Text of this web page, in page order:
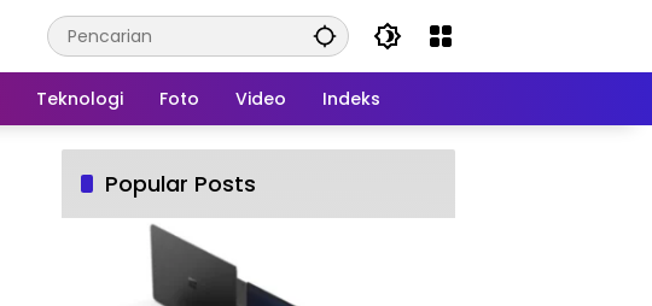
Teknologi Foto Video Indeks
Popular Posts